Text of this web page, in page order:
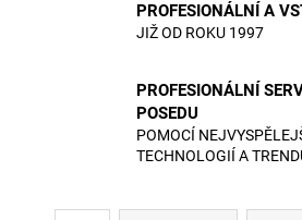
PROFESIONÁLNÍ A
JIŽ OD ROKU 1997
PROFESIONÁLNÍ
POSEDU
POMOCÍ
TECHNOLOGIÍ A